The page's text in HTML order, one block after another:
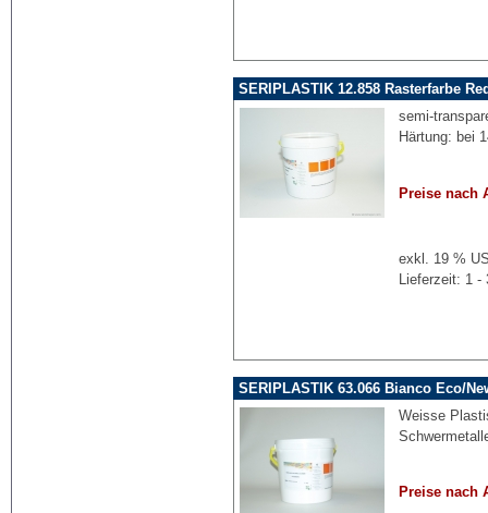
SERIPLASTIK 12.858 Rasterfarbe
semi-
Härtung: bei
Preise nach
exkl. 19 %
Lieferzeit: 1 -
SERIPLASTIK 63.066 Bianco Eco/
Weisse
Preise nach